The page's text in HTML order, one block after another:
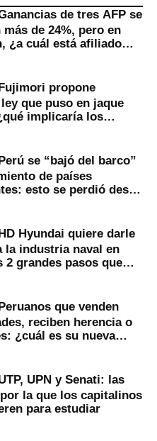
de tres AFP se
de 24%, pero en
¿a cuál está afiliado
propone
que puso en jaque
implicaría los
se “bajó del barco”
de países
esto se perdió desde
Hyundai quiere darle
la industria naval en
2 grandes pasos que
que venden
reciben herencia o
¿cuál es su nueva
UPN y Senati: las
la que los capitalinos
para estudiar